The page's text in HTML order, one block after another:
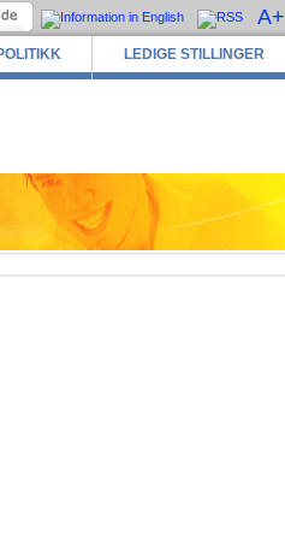
LEDIGE STILLINGER
A+